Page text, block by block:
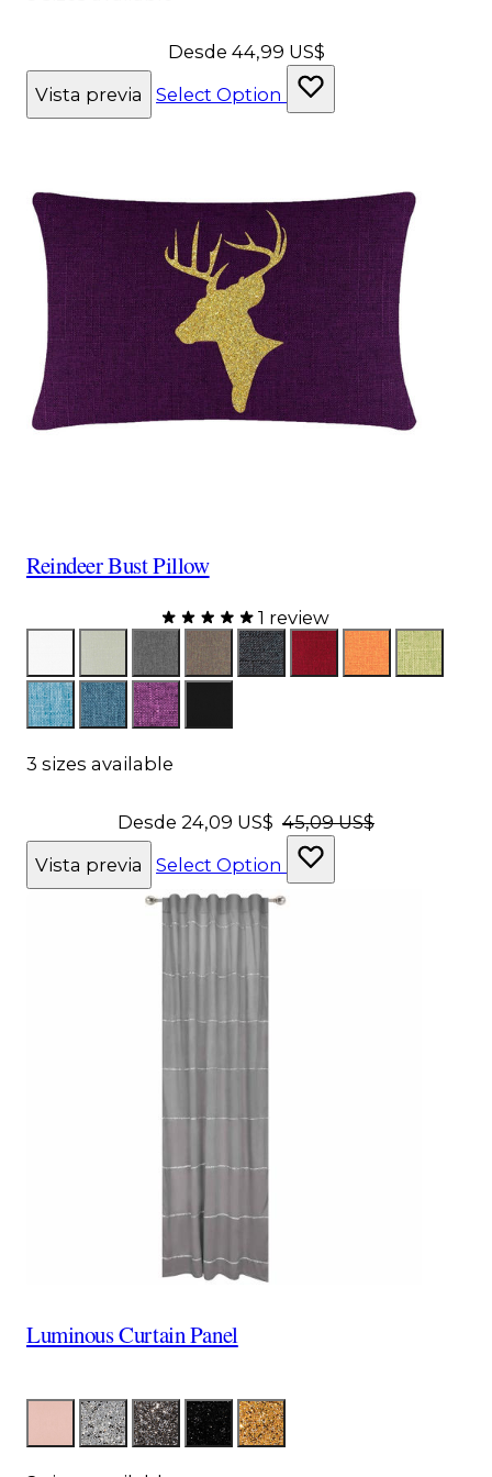
Desde 44,99 US$
Vista previa
Select Option
Reindeer Bust Pillow
1 review
FabWhiteFabLinenFabGrayFabBrownFabBlackFabRedFabOrange
FabAquaFabRoyalFabPurple
3 sizes available
Desde 24,09 US$ 45,09 US$
Vista previa
Select Option
Luminous Curtain Panel
FabBlushTerciopelo
LumSilverLumCharcoal
LumBlackLumGold